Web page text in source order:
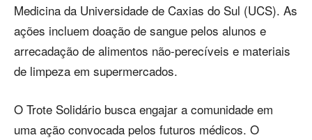
Medicina da Universidade de Caxias do Sul (UCS). As
ações incluem doação de sangue pelos alunos e
arrecadação de alimentos não-perecíveis e materiais
de limpeza em supermercados.
O Trote Solidário busca engajar a comunidade em
uma ação convocada pelos futuros médicos. O